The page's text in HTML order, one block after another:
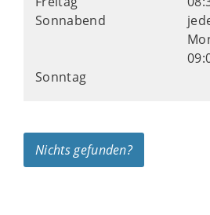
Sonnabend
Sonntag
Nichts gefunden?